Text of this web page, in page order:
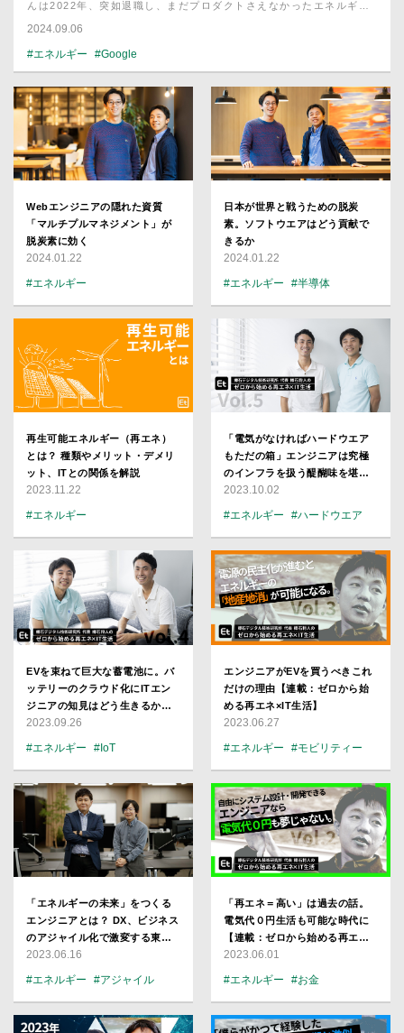
んは2022年、突如退職し、まだプロダクトさえなかったエネルギー
領域のスタートアップ・パワーエックスに一号エンジニアとしてジョ
などスケールの大きな同社の事業を牽引している。エンジニアとして
恵まれた環境にあったグーグル時代、「転職を考えたことは12年
間、一度もなかった」という山内さんの心を動かしたものとはなんだ
ったのか。
2024.09.06
#エネルギー
#Google
Webエンジニアの隠れた資質
「マルチプルマネジメント」が
脱炭素に効く
2024.01.22
#エネルギー
日本が世界と戦うための脱炭
素。ソフトウエアはどう貢献で
きるか
2024.01.22
#エネルギー
#半導体
再生可能エネルギー（再エネ）
とは？ 種類やメリット・デメリ
ット、ITとの関係を解説
2023.11.22
#エネルギー
「電気がなければハードウエア
もただの箱」エンジニアは究極
のインフラを扱う醍醐味を堪能
せよ
2023.10.02
#エネルギー
#ハードウエア
#CTO
EVを束ねて巨大な蓄電池に。バ
ッテリーのクラウド化にITエン
ジニアの知見はどう生きるか
【連載：ゼロから始める再エネ
2023.09.26
#エネルギー
#IoT
エンジニアがEVを買うべきこれ
だけの理由【連載：ゼロから始
める再エネ×IT生活】
2023.06.27
#エネルギー
#モビリティー
「エネルギーの未来」をつくる
エンジニアとは？ DX、ビジネス
のアジャイル化で激変する東電
グループの実態【テプコシステ
2023.06.16
#エネルギー
#アジャイル
「再エネ＝高い」は過去の話。
電気代０円生活も可能な時代に
【連載：ゼロから始める再エネ
×IT生活】
2023.06.01
#エネルギー
#お金